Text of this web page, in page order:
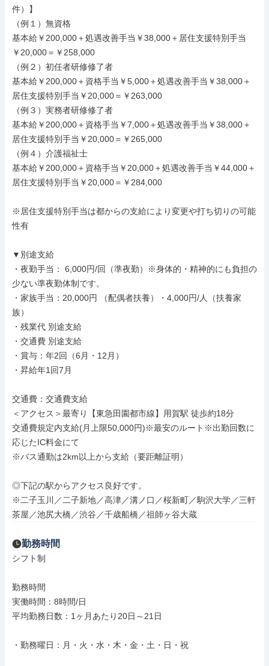
件）】
（例１）無資格
基本給￥200,000＋処遇改善手当￥38,000＋居住支援特別手当
￥20,000＝￥258,000
（例２）初任者研修修了者
基本給￥200,000＋資格手当￥5,000＋処遇改善手当￥38,000＋
居住支援特別手当￥20,000＝￥263,000
（例３）実務者研修修了者
基本給￥200,000＋資格手当￥7,000＋処遇改善手当￥38,000＋
居住支援特別手当￥20,000＝￥265,000
（例４）介護福祉士
基本給￥200,000＋資格手当￥20,000＋処遇改善手当￥44,000＋
居住支援特別手当￥20,000＝￥284,000
※居住支援特別手当は都からの支給により変更や打ち切りの可能
性有
▼別途支給
・夜勤手当： 6,000円/回（準夜勤）※身体的・精神的にも負担の
少ない準夜勤体制です。
・家族手当：20,000円 （配偶者扶養）・4,000円/人（扶養家
族）
・残業代 別途支給
・交通費 別途支給
・賞与：年2回（6月・12月）
・昇給年1回7月
交通費：交通費支給
＜アクセス＞最寄り【東急田園都市線】用賀駅 徒歩約18分
交通費規定内支給(月上限50,000円)※最安のルート※出勤回数に
応じたIC料金にて
※バス通勤は2km以上から支給（要距離証明）
◎下記の駅からアクセス良好です。
※二子玉川／二子新地／高津／溝ノ口／桜新町／駒沢大学／三軒
茶屋／池尻大橋／渋谷／千歳船橋／祖師ヶ谷大蔵
勤務時間
シフト制
勤務時間
実働時間：8時間/日
平均勤務日数：1ヶ月あたり20日～21日
・勤務曜日：月・火・水・木・金・土・日・祝